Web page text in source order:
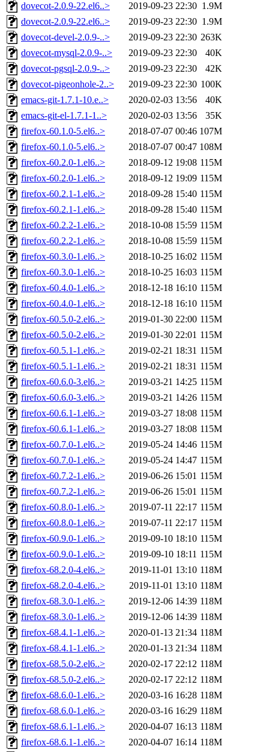
dovecot-2.0.9-22.el6..>
2019-09-23 22:30 1.9M
dovecot-2.0.9-22.el6..>
2019-09-23 22:30 1.9M
dovecot-devel-2.0.9-..>
2019-09-23 22:30 263K
dovecot-mysql-2.0.9-..>
2019-09-23 22:30
40K
dovecot-pgsql-2.0.9-..>
2019-09-23 22:30
42K
dovecot-pigeonhole-2..>
2019-09-23 22:30 100K
emacs-git-1.7.1-10.e..>
2020-02-03 13:56
40K
emacs-git-el-1.7.1-1..>
2020-02-03 13:56
35K
firefox-60.1.0-5.el6..>
2018-07-07 00:46 107M
firefox-60.1.0-5.el6..>
2018-07-07 00:47 108M
firefox-60.2.0-1.el6..>
2018-09-12 19:08 115M
firefox-60.2.0-1.el6..>
2018-09-12 19:09 115M
firefox-60.2.1-1.el6..>
2018-09-28 15:40 115M
firefox-60.2.1-1.el6..>
2018-09-28 15:40 115M
firefox-60.2.2-1.el6..>
2018-10-08 15:59 115M
firefox-60.2.2-1.el6..>
2018-10-08 15:59 115M
firefox-60.3.0-1.el6..>
2018-10-25 16:02 115M
firefox-60.3.0-1.el6..>
2018-10-25 16:03 115M
firefox-60.4.0-1.el6..>
2018-12-18 16:10 115M
firefox-60.4.0-1.el6..>
2018-12-18 16:10 115M
firefox-60.5.0-2.el6..>
2019-01-30 22:00 115M
firefox-60.5.0-2.el6..>
2019-01-30 22:01 115M
firefox-60.5.1-1.el6..>
2019-02-21 18:31 115M
firefox-60.5.1-1.el6..>
2019-02-21 18:31 115M
firefox-60.6.0-3.el6..>
2019-03-21 14:25 115M
firefox-60.6.0-3.el6..>
2019-03-21 14:26 115M
firefox-60.6.1-1.el6..>
2019-03-27 18:08 115M
firefox-60.6.1-1.el6..>
2019-03-27 18:08 115M
firefox-60.7.0-1.el6..>
2019-05-24 14:46 115M
firefox-60.7.0-1.el6..>
2019-05-24 14:47 115M
firefox-60.7.2-1.el6..>
2019-06-26 15:01 115M
firefox-60.7.2-1.el6..>
2019-06-26 15:01 115M
firefox-60.8.0-1.el6..>
2019-07-11 22:17 115M
firefox-60.8.0-1.el6..>
2019-07-11 22:17 115M
firefox-60.9.0-1.el6..>
2019-09-10 18:10 115M
firefox-60.9.0-1.el6..>
2019-09-10 18:11 115M
firefox-68.2.0-4.el6..>
2019-11-01 13:10 118M
firefox-68.2.0-4.el6..>
2019-11-01 13:10 118M
firefox-68.3.0-1.el6..>
2019-12-06 14:39 118M
firefox-68.3.0-1.el6..>
2019-12-06 14:39 118M
firefox-68.4.1-1.el6..>
2020-01-13 21:34 118M
firefox-68.4.1-1.el6..>
2020-01-13 21:34 118M
firefox-68.5.0-2.el6..>
2020-02-17 22:12 118M
firefox-68.5.0-2.el6..>
2020-02-17 22:12 118M
firefox-68.6.0-1.el6..>
2020-03-16 16:28 118M
firefox-68.6.0-1.el6..>
2020-03-16 16:29 118M
firefox-68.6.1-1.el6..>
2020-04-07 16:13 118M
firefox-68.6.1-1.el6..>
2020-04-07 16:14 118M